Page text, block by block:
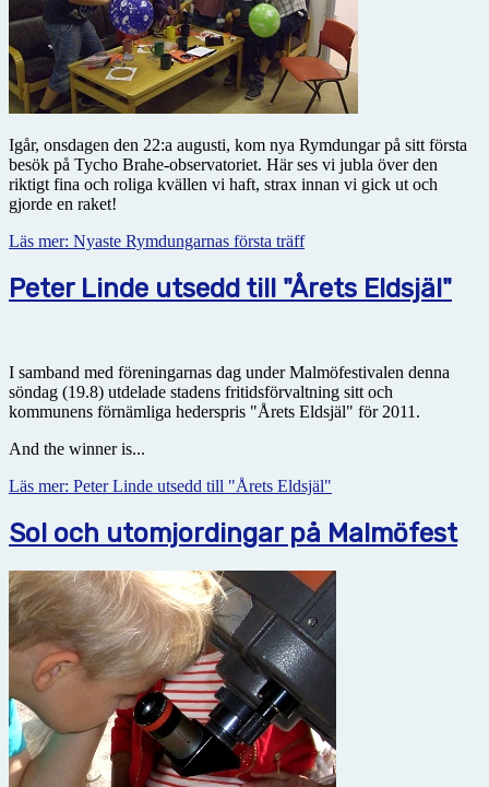
Igår, onsdagen den 22:a augusti, kom nya Rymdungar på sitt första
besök på Tycho Brahe-observatoriet. Här ses vi jubla över den
riktigt fina och roliga kvällen vi haft, strax innan vi gick ut och
gjorde en raket!
Läs mer: Nyaste Rymdungarnas första träff
Peter Linde utsedd till "Årets Eldsjäl"
I samband med föreningarnas dag under Malmöfestivalen denna
söndag (19.8) utdelade stadens fritidsförvaltning sitt och
kommunens förnämliga hederspris "Årets Eldsjäl" för 2011.
And the winner is...
Läs mer: Peter Linde utsedd till "Årets Eldsjäl"
Sol och utomjordingar på Malmöfest